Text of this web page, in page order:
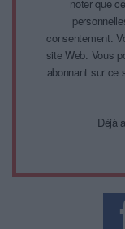
noter que
consentement.
site Web. Vous
abonnant sur ce
Déjà